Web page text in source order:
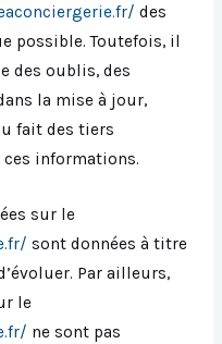
des
possible. Toutefois, il
des oublis, des
la mise à jour,
fait des tiers
informations.
sur le
sont données à titre
Par ailleurs,
le
ne sont pas